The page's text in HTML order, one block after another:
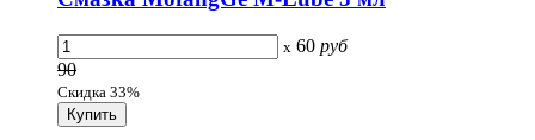
x 60 руб
90
Скидка 33%